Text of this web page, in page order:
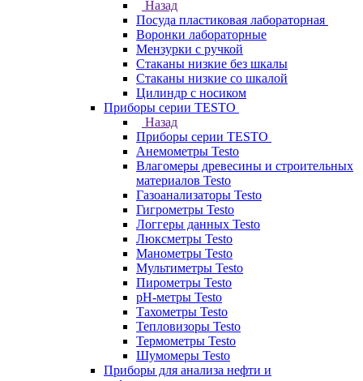
Назад
Посуда пластиковая лабораторная
Воронки лабораторные
Мензурки с ручкой
Стаканы низкие без шкалы
Стаканы низкие со шкалой
Цилиндр с носиком
Приборы серии TESTO
Назад
Приборы серии TESTO
Анемометры Testo
Влагомеры древесины и строительных
материалов Testo
Газоанализаторы Testo
Гигрометры Testo
Логгеры данных Testo
Люксметры Testo
Манометры Testo
Мультиметры Testo
Пирометры Testo
pH-метры Testo
Тахометры Testo
Тепловизоры Testo
Термометры Testo
Шумомеры Testo
Приборы для анализа нефти и